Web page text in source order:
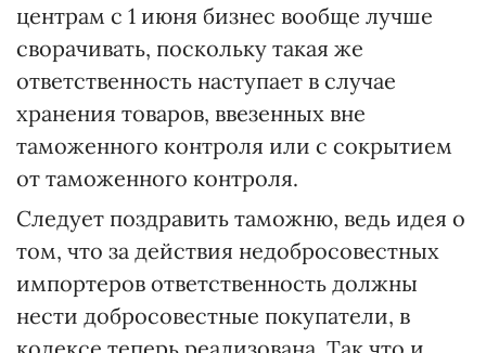
центрам с 1 июня бизнес вообще лучше
сворачивать, поскольку такая же
ответственность наступает в случае
хранения товаров, ввезенных вне
таможенного контроля или с сокрытием
от таможенного контроля.
Следует поздравить таможню, ведь идея о
том, что за действия недобросовестных
импортеров ответственность должны
нести добросовестные покупатели, в